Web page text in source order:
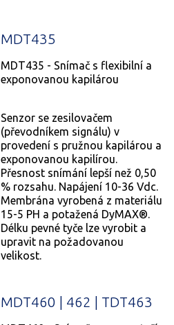
MDT435
MDT435 - Snímač s flexibilní a
exponovanou kapilárou
Senzor se zesilovačem
(převodníkem signálu) v
provedení s pružnou kapilárou a
exponovanou kapilírou.
Přesnost snímání lepší než 0,50
% rozsahu. Napájení 10-36 Vdc.
Membrána vyrobená z materiálu
15-5 PH a potažená DyMAX®.
Délku pevné tyče lze vyrobit a
upravit na požadovanou
velikost.
MDT460 | 462 | TDT463